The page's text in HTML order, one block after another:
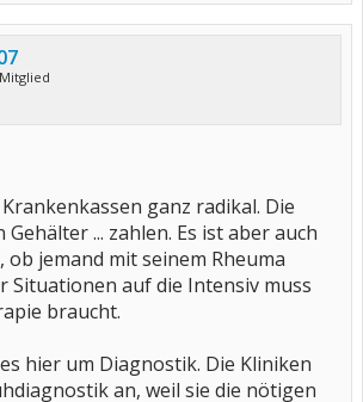
ganz radikal. Die
... zahlen. Es ist aber auch
ob jemand mit seinem Rheuma
Situationen auf die Intensiv muss
braucht.
hier um Diagnostik. Die Kliniken
an, weil sie die nötigen